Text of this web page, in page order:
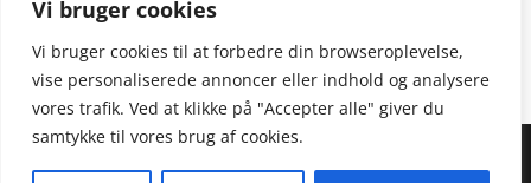
Vi bruger cookies
Vi bruger cookies til at forbedre din browseroplevelse,
vise personaliserede annoncer eller indhold og analysere
vores trafik. Ved at klikke på "Accepter alle" giver du
samtykke til vores brug af cookies.